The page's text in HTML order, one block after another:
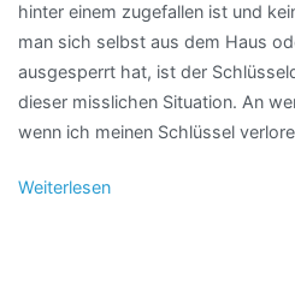
hinter einem zugefallen ist und
man sich selbst aus dem Haus
ausgesperrt hat, ist der
dieser misslichen Situation. An
wenn ich meinen Schlüssel
Weiterlesen